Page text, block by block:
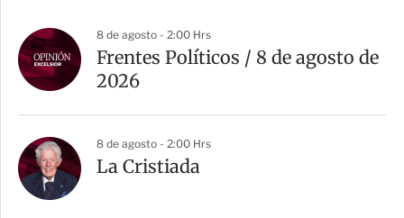
8 de agosto - 2:00 Hrs
Frentes Políticos / 8 de agosto de
2026
8 de agosto - 2:00 Hrs
La Cristiada